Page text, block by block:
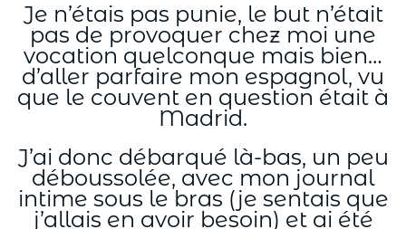
Je n’étais pas punie, le but n’était
pas de provoquer chez moi une
vocation quelconque mais bien…
d’aller parfaire mon espagnol, vu
que le couvent en question était à
Madrid.
J’ai donc débarqué là-bas, un peu
déboussolée, avec mon journal
intime sous le bras (je sentais que
j’allais en avoir besoin) et ai été